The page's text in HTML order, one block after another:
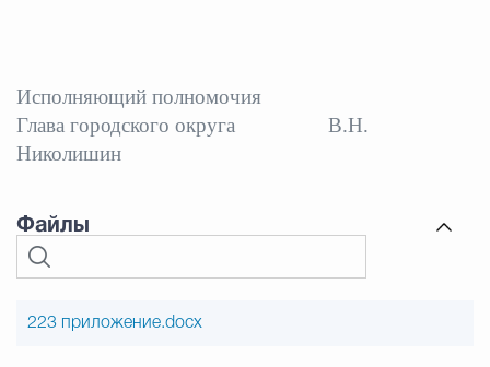
Исполняющий полномочия
Глава городского округа В.Н.
Николишин
Файлы
223 приложение.docx